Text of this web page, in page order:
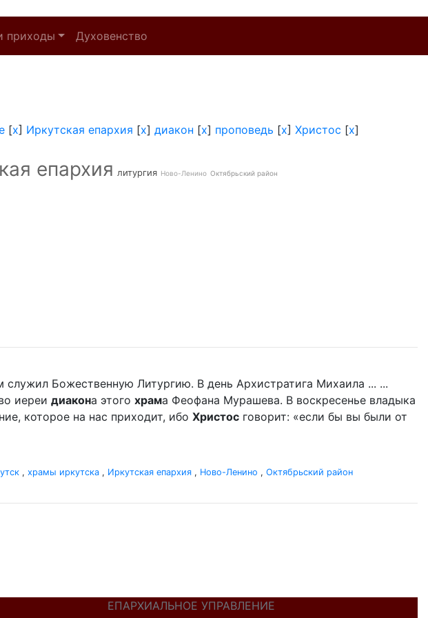
приходы Духовенство
[x] Иркутская епархия [x] диакон [x] проповедь [x] Христос [x]
епархия литургия Ново-Ленино Октябрьский район
служил Божественную Литургию. В день Архистратига Михаила ... ...
иереи диакона этого храма Феофана Мурашева. В воскресенье владыка
которое на нас приходит, ибо Христос говорит: «если бы вы были от
, храмы иркутска , Иркутская епархия , Ново-Ленино , Октябрьский район
ЕПАРХИАЛЬНОЕ УПРАВЛЕНИЕ